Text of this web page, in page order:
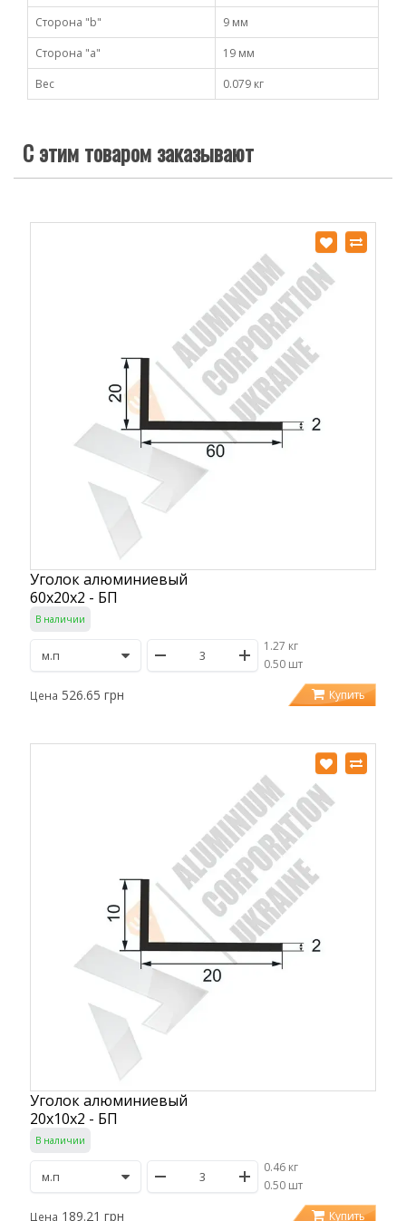
Сторона "b"
9 мм
Сторона "а"
19 мм
Вес
0.079 кг
С этим товаром заказывают
Уголок алюминиевый
60х20х2 - БП
В наличии
1.27 кг
/0.50 шт
Цена 526.65 грн Купить
Уголок алюминиевый
20х10х2 - БП
В наличии
0.46 кг
/0.50 шт
Цена 189.21 грн Купить